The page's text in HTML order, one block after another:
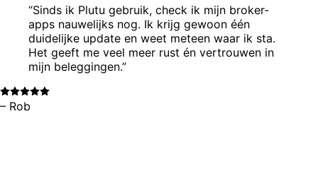
“Sinds ik Plutu gebruik, check ik mijn broker-
apps nauwelijks nog. Ik krijg gewoon één
duidelijke update en weet meteen waar ik sta.
Het geeft me veel meer rust én vertrouwen in
mijn beleggingen.”
– Rob